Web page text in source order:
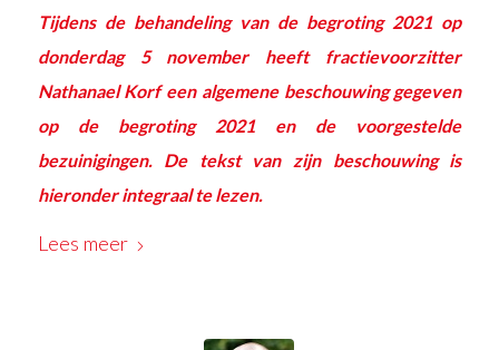
Tijdens de behandeling van de begroting 2021 op
donderdag 5 november heeft fractievoorzitter
Nathanael Korf een algemene beschouwing gegeven
op de begroting 2021 en de voorgestelde
bezuinigingen. De tekst van zijn beschouwing is
hieronder integraal te lezen.
Lees meer